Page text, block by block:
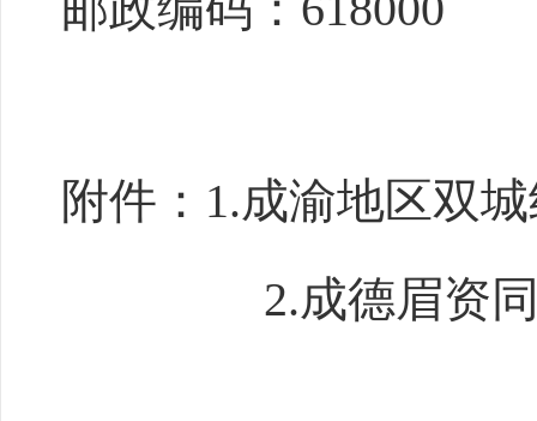
附件 ： 1.成渝地区双
2.成德眉资